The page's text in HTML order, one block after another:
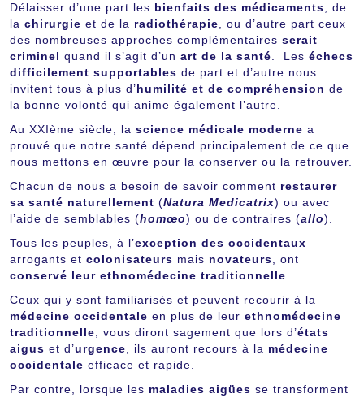
Délaisser d’une part les bienfaits des médicaments, de
la chirurgie et de la radiothérapie, ou d’autre part ceux
des nombreuses approches complémentaires serait
criminel quand il s’agit d’un art de la santé. Les échecs
difficilement supportables de part et d’autre nous
invitent tous à plus d’humilité et de compréhension de
la bonne volonté qui anime également l’autre.
Au XXIème siècle, la science médicale moderne a
prouvé que notre santé dépend principalement de ce que
nous mettons en œuvre pour la conserver ou la retrouver.
Chacun de nous a besoin de savoir comment restaurer
sa santé naturellement (Natura Medicatrix) ou avec
l’aide de semblables (homœo) ou de contraires (allo).
Tous les peuples, à l’exception des occidentaux
arrogants et colonisateurs mais novateurs, ont
conservé leur ethnomédecine traditionnelle.
Ceux qui y sont familiarisés et peuvent recourir à la
médecine occidentale en plus de leur ethnomédecine
traditionnelle, vous diront sagement que lors d’états
aigus et d’urgence, ils auront recours à la médecine
occidentale efficace et rapide.
Par contre, lorsque les maladies aigües se transforment